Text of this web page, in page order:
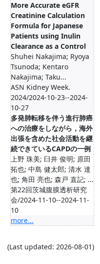
More Accurate eGFR
Creatinine Calculation
Formula for Japanese
Patients using Inulin
Clearance as a Control
Shuhei Nakajima; Ryoya
Tsunoda; Kentaro
Nakajima; Taku...
ASN Kidney Week.
2024/2024-10-23--2024-
10-27
多発肺転移を伴う進行肺癌
への治療をしながら，海外
出張を含めた社会活動を継
続できているCAPDの一例
上野 珠美; 臼井 俊明; 原田
拓也; 中島 健太郎; 清水 達
也; 角田 亮也; 森戸 直記; ...
第22回茨城腹膜透析研究
会/2024-11-10--2024-11-
10
more...
(Last updated: 2026-08-01)